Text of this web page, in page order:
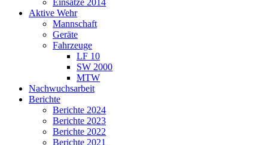
Einsätze 2014
Aktive Wehr
Mannschaft
Geräte
Fahrzeuge
LF 10
SW 2000
MTW
Nachwuchsarbeit
Berichte
Berichte 2024
Berichte 2023
Berichte 2022
Berichte 2021